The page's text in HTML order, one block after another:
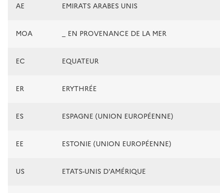
AE EMIRATS ARABES UNIS
MOA _ EN PROVENANCE DE LA MER
EC EQUATEUR
ER ERYTHRÉE
ES ESPAGNE (UNION EUROPÉENNE)
EE ESTONIE (UNION EUROPÉENNE)
US ETATS-UNIS D'AMÉRIQUE